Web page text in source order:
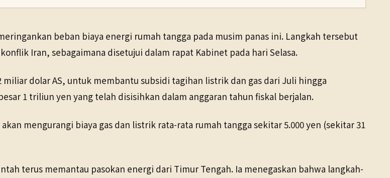
beban biaya energi rumah tangga pada musim panas ini. Langkah tersebut
Iran, sebagaimana disetujui dalam rapat Kabinet pada hari Selasa.
dolar AS, untuk membantu subsidi tagihan listrik dan gas dari Juli hingga
1 triliun yen yang telah disisihkan dalam anggaran tahun fiskal berjalan.
mengurangi biaya gas dan listrik rata-rata rumah tangga sekitar 5.000 yen (sekitar 31
terus memantau pasokan energi dari Timur Tengah. Ia menegaskan bahwa langkah-